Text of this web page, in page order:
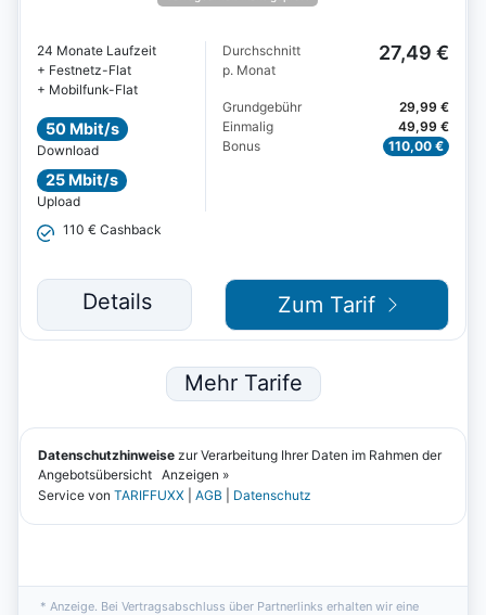
* Anzeige. Bei Vertragsabschluss über Partnerlinks erhalten wir eine